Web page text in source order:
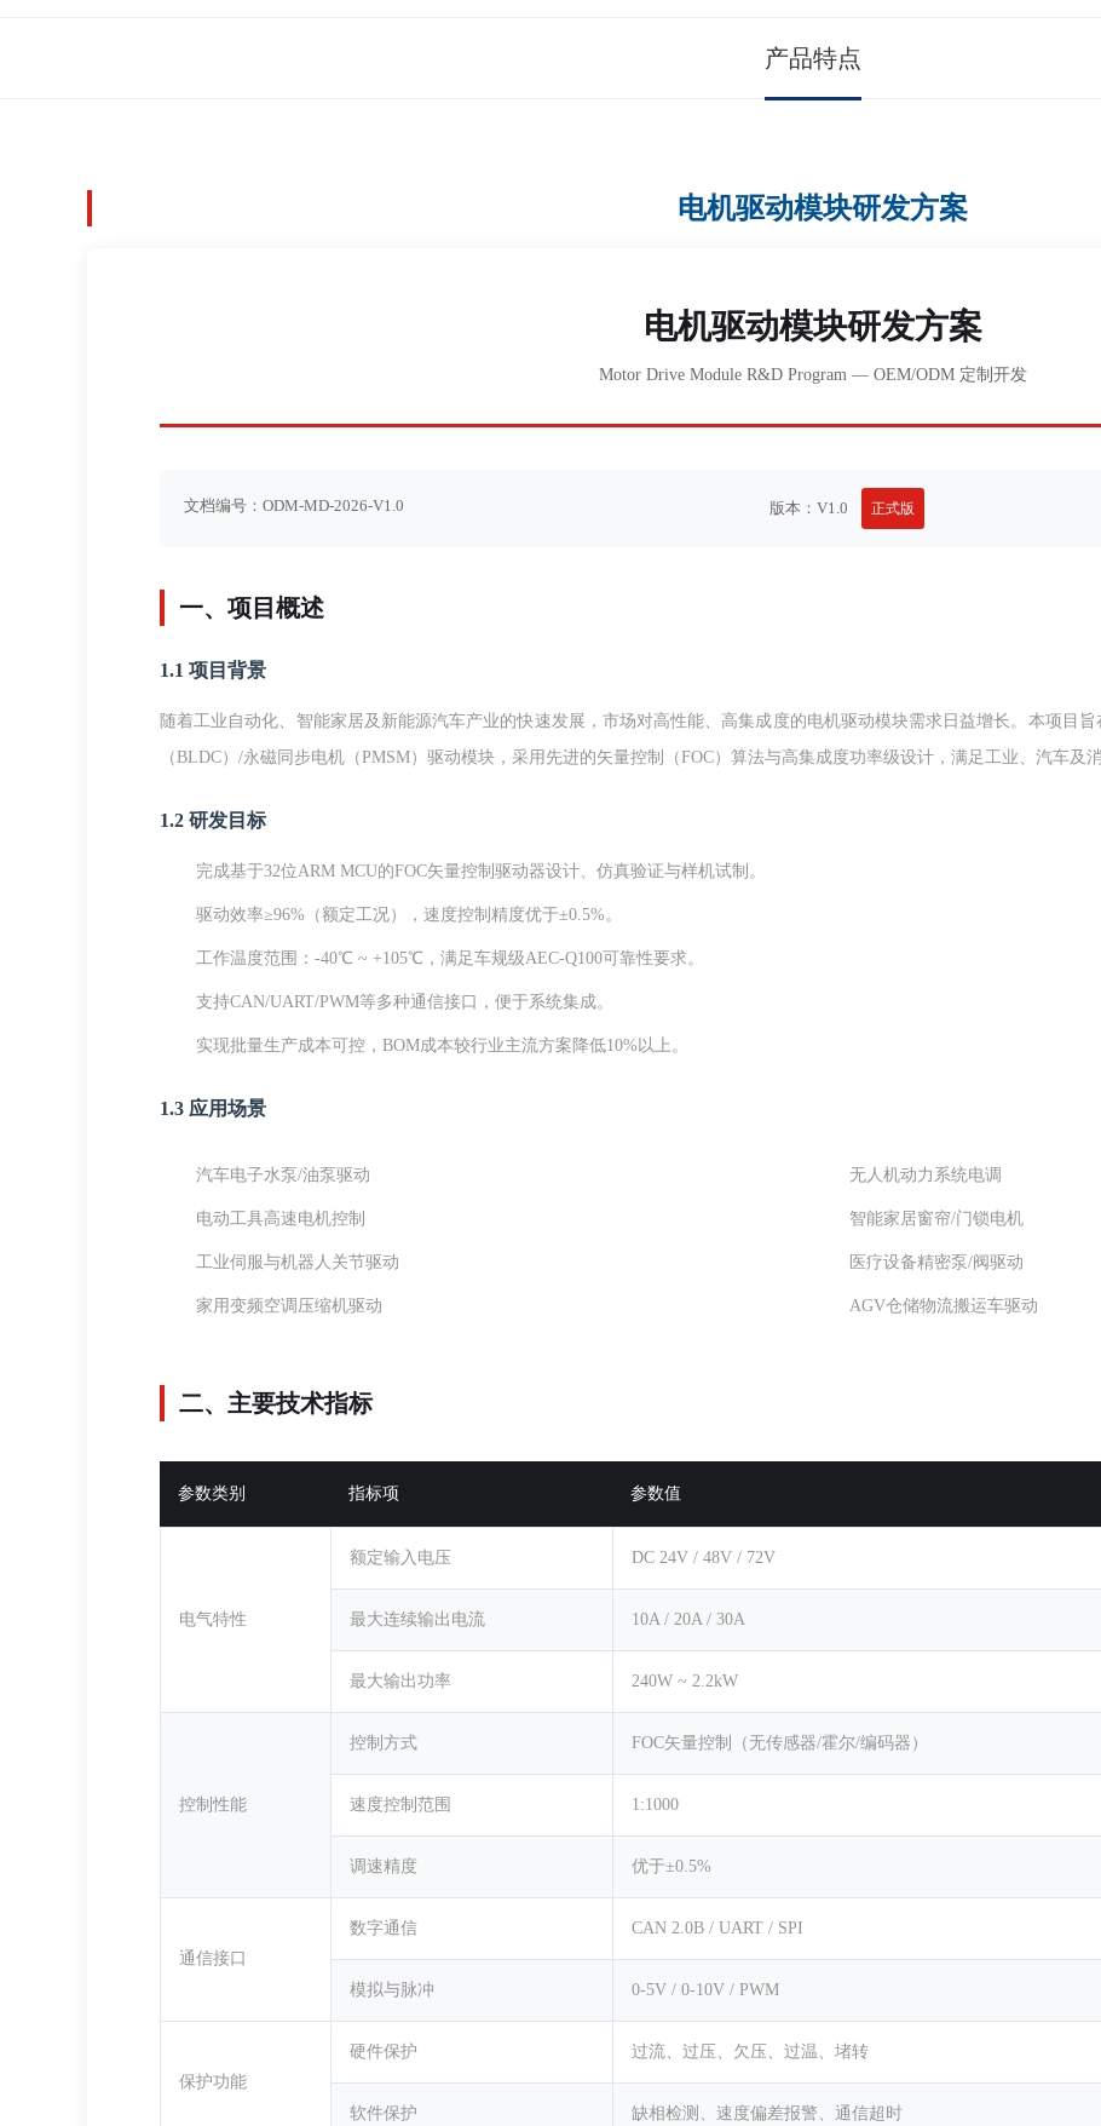
产品特点
电机驱动模块研发方案
电机驱动模块研发方案
Motor Drive Module R&D Program — OEM/ODM 定制开发
文档编号：ODM-MD-2026-V1.0 版本：V1.0 正式版
一、项目概述
1.1 项目背景
随着工业自动化、智能家居及新能源汽车产业的快速发展，市场对高性能、高集成度的电机驱动模块需求日益增长。本项目
（BLDC）/永磁同步电机（PMSM）驱动模块，采用先进的矢量控制（FOC）算法与高集成度功率级设计，满足工业、汽车及
1.2 研发目标
完成基于32位ARM MCU的FOC矢量控制驱动器设计、仿真验证与样机试制。
驱动效率≥96%（额定工况），速度控制精度优于±0.5%。
工作温度范围：-40℃ ~ +105℃，满足车规级AEC-Q100可靠性要求。
支持CAN/UART/PWM等多种通信接口，便于系统集成。
实现批量生产成本可控，BOM成本较行业主流方案降低10%以上。
1.3 应用场景
汽车电子水泵/油泵驱动
电动工具高速电机控制
工业伺服与机器人关节驱动
家用变频空调压缩机驱动
无人机动力系统电调
智能家居窗帘/门锁电机
医疗设备精密泵/阀驱动
AGV仓储物流搬运车驱动
二、主要技术指标
参数类别 指标项 参数值
电气特性
额定输入电压 DC 24V / 48V / 72V
最大连续输出电流 10A / 20A / 30A
最大输出功率 240W ~ 2.2kW
控制性能
控制方式 FOC矢量控制（无传感器/霍尔/编码器）
速度控制范围 1:1000
调速精度 优于±0.5%
通信接口
数字通信 CAN 2.0B / UART / SPI
模拟与脉冲 0-5V / 0-10V / PWM
保护功能
硬件保护 过流、过压、欠压、过温、堵转
软件保护 缺相检测、速度偏差报警、通信超时